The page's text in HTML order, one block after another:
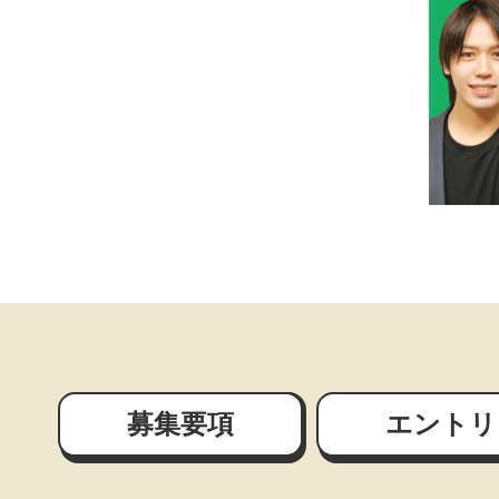
募集要項 エント